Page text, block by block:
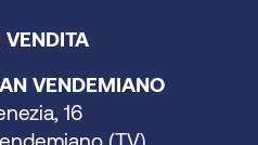
VENDITA
VENDEMIANO
16